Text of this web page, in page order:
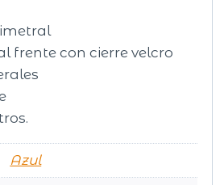
frente con cierre velcro
Azul